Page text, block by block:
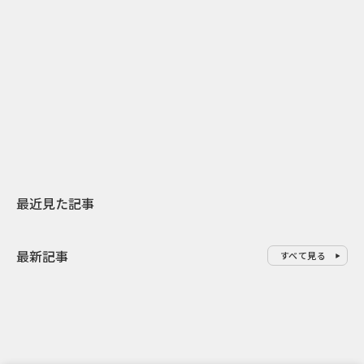
最近見た記事
最新記事 すべて見る